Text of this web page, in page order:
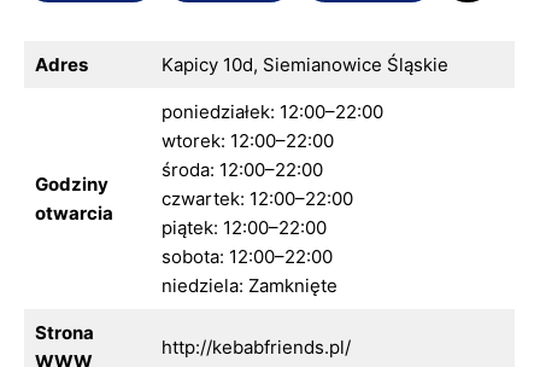
Adres Kapicy 10d, Siemianowice Śląskie
Godziny
otwarcia
poniedziałek: 12:00–22:00
wtorek: 12:00–22:00
środa: 12:00–22:00
czwartek: 12:00–22:00
piątek: 12:00–22:00
sobota: 12:00–22:00
niedziela: Zamknięte
Strona
WWW
http://kebabfriends.pl/